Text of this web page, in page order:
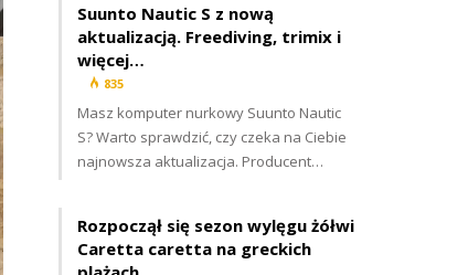
Suunto Nautic S z nową
aktualizacją. Freediving, trimix i
więcej…
835
Masz komputer nurkowy Suunto Nautic
S? Warto sprawdzić, czy czeka na Ciebie
najnowsza aktualizacja. Producent…
Rozpoczął się sezon wylęgu żółwi
Caretta caretta na greckich